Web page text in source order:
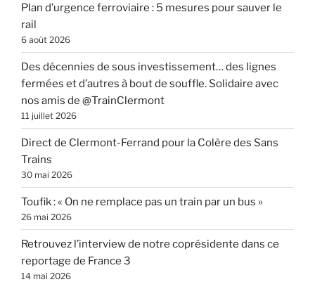
Plan d’urgence ferroviaire : 5 mesures pour sauver le
rail
6 août 2026
Des décennies de sous investissement… des lignes
fermées et d’autres à bout de souffle. Solidaire avec
nos amis de @TrainClermont
11 juillet 2026
Direct de Clermont-Ferrand pour la Colère des Sans
Trains
30 mai 2026
Toufik : « On ne remplace pas un train par un bus »
26 mai 2026
Retrouvez l’interview de notre coprésidente dans ce
reportage de France 3
14 mai 2026